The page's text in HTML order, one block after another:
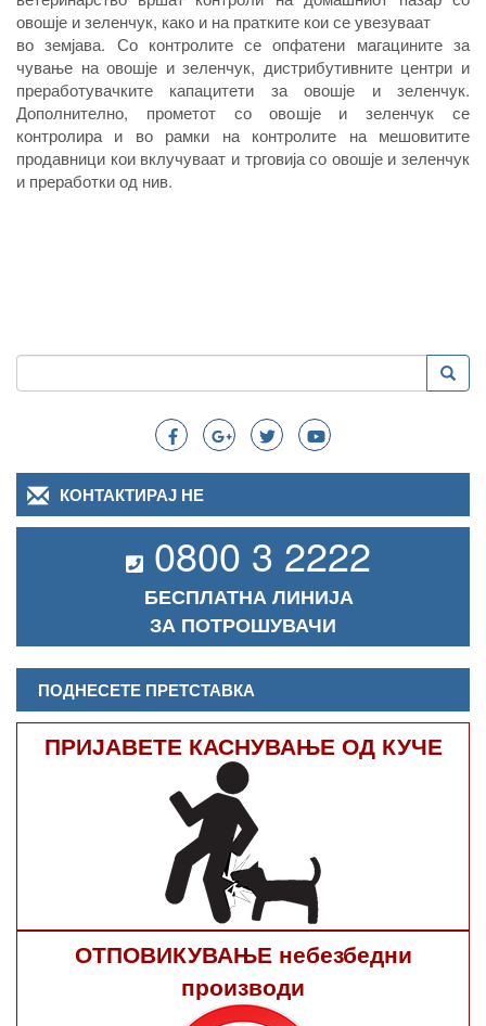
овошје и зеленчук, како и на пратките кои се увезуваат
во земјава. Со контролите се опфатени магацините за
чување на овошје и зеленчук, дистрибутивните центри и
преработувачките капацитети за овошје и зеленчук.
Дополнително, прометот со овошје и зеленчук се
контролира и во рамки на контролите на мешовитите
продавници кои вклучуваат и трговија со овошје и зеленчук
и преработки од нив.
Search
Пребарување
КОНТАКТИРАЈ НЕ
0800 3 2222
БЕСПЛАТНА ЛИНИЈА
ЗА ПОТРОШУВАЧИ
ПОДНЕСЕТЕ ПРЕТСТАВКА
ПРИЈАВЕТЕ КАСНУВАЊЕ ОД КУЧЕ
ОТПОВИКУВАЊЕ небезбедни
производи